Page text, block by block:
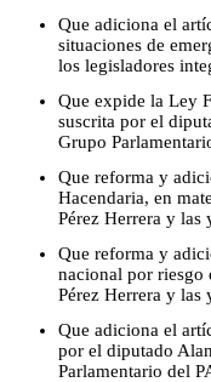
Que adiciona el
situaciones de
los legisladores
Que expide la Ley
suscrita por el
Grupo
Que reforma y
Hacendaria, en
Pérez Herrera y las
Que reforma y
nacional por riesgo
Pérez Herrera y las
Que adiciona el
por el diputado
Parlamentario del